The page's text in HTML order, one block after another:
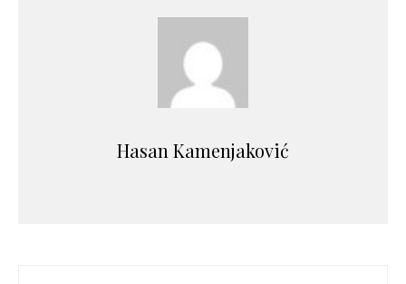
Hasan Kamenjaković